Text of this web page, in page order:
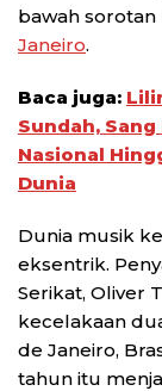
bawah
Janeiro.
Baca juga:
Sundah,
Nasional
Dunia
Dunia musik
eksentrik.
Serikat, Oliver
kecelakaan
de Janeiro,
tahun itu